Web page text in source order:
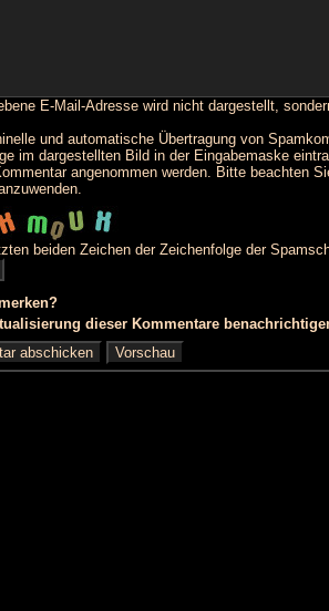
E-Mail-Adresse wird nicht dargestellt,
und automatische Übertragung von
im dargestellten Bild in der Eingabemaske
angenommen werden. Bitte beachten
beiden Zeichen der Zeichenfolge der
dieser Kommentare